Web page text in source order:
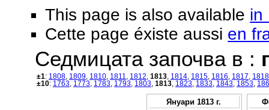
This page is also available in
Cette page éxiste aussi en
Седмицата започва в :
±1: 1808 1809 1810 1811 1812 1813 1814 1815 1816 1817
1818
±10: 1763 1773 1783 1793 1803 1813 1823 1833 1843 1853
Януари 1813 г.